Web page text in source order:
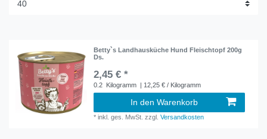
Betty`s Landhausküche Hund Fleischtopf 200g
Ds.
2,45 € *
0.2 Kilogramm | 12,25 € / Kilogramm
In den Warenkorb
*inkl. ges. MwSt. zzgl.Versandkosten